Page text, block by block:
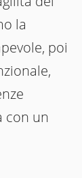
la
poi
con un